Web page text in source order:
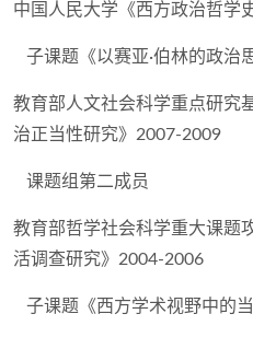
中国人民大学《西方政治哲学
子课题《以赛亚·伯林的政治
教育部人文社会科学重点研究
治正当性研究》2007-2009
课题组第二成员
教育部哲学社会科学重大课题
活调查研究》2004-2006
子课题《西方学术视野中的